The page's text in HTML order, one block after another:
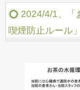
2024/4/1、「
喫煙防止ルール